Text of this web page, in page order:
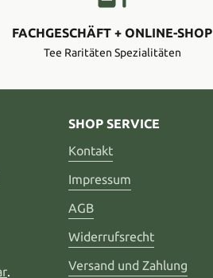
FACHGESCHÄFT + ONLINE-SHOP
Tee Raritäten Spezialitäten
.
SHOP SERVICE
Kontakt
Impressum
AGB
Widerrufsrecht
Versand und Zahlung